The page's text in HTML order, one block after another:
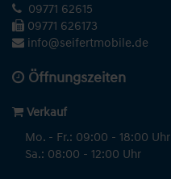
09771 62615
09771 626173
info@seifertmobile.de
Öffnungszeiten
Verkauf
Mo. - Fr.: 09:00 - 18:00 Uhr
Sa.: 08:00 - 12:00 Uhr